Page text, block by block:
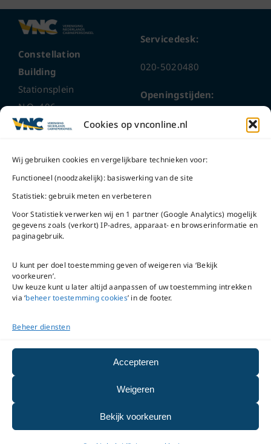
Cookies op vnconline.nl
Wij gebruiken cookies en vergelijkbare technieken voor:
Functioneel (noodzakelijk): basiswerking van de site
Statistiek: gebruik meten en verbeteren
Voor Statistiek verwerken wij en 1 partner (Google Analytics) mogelijk
gegevens zoals (verkort) IP-adres, apparaat- en browserinformatie en
paginagebruik.
U kunt per doel toestemming geven of weigeren via ‘Bekijk
voorkeuren’.
Uw keuze kunt u later altijd aanpassen of uw toestemming intrekken
via ‘beheer toestemming cookies’ in de footer.
Beheer diensten
Accepteren
Weigeren
Bekijk voorkeuren
Constellation
Building
Stationsplein
N.O. 406
1117 CL
Bel ons
Mail ons
Servicedesk:
020-5020480
Openingstijden:
ma t/m do
Na openingstijden
bereikbaar via
5020480
VNC Statuten
version
Copyright ©
beheer